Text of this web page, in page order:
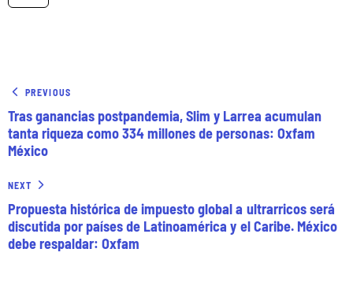
PREVIOUS
Tras ganancias postpandemia, Slim y Larrea acumulan
tanta riqueza como 334 millones de personas: Oxfam
México
NEXT
Propuesta histórica de impuesto global a ultrarricos será
discutida por países de Latinoamérica y el Caribe. México
debe respaldar: Oxfam